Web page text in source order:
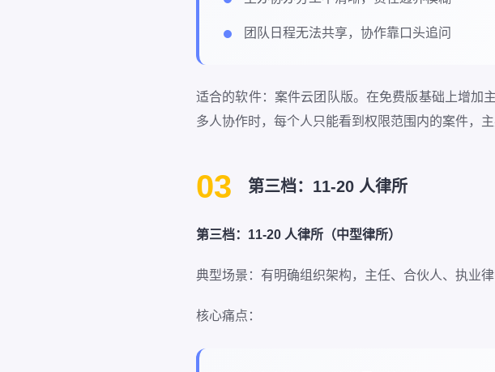
团队日程无法共享，协作靠口头追问
适合的软件：案件云团队版。在免费版基础上增加
多人协作时，每个人只能看到权限范围内的案件，主
03 第三档：11-20 人律所
第三档：11-20 人律所（中型律所）
典型场景：有明确组织架构，主任、合伙人、执业律
核心痛点：